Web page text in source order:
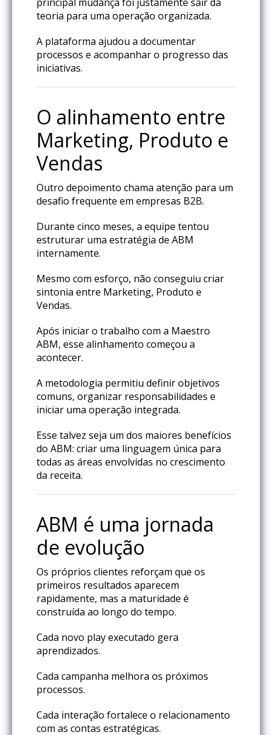
teoria para uma operação organizada.
A plataforma ajudou a documentar
processos e acompanhar o progresso das
iniciativas.
O alinhamento entre
Marketing, Produto e
Vendas
Outro depoimento chama atenção para um
desafio frequente em empresas B2B.
Durante cinco meses, a equipe tentou
estruturar uma estratégia de ABM
internamente.
Mesmo com esforço, não conseguiu criar
sintonia entre Marketing, Produto e
Vendas.
Após iniciar o trabalho com a Maestro
ABM, esse alinhamento começou a
acontecer.
A metodologia permitiu definir objetivos
comuns, organizar responsabilidades e
iniciar uma operação integrada.
Esse talvez seja um dos maiores benefícios
do ABM: criar uma linguagem única para
todas as áreas envolvidas no crescimento
da receita.
ABM é uma jornada
de evolução
Os próprios clientes reforçam que os
primeiros resultados aparecem
rapidamente, mas a maturidade é
construída ao longo do tempo.
Cada novo play executado gera
aprendizados.
Cada campanha melhora os próximos
processos.
Cada interação fortalece o relacionamento
com as contas estratégicas.